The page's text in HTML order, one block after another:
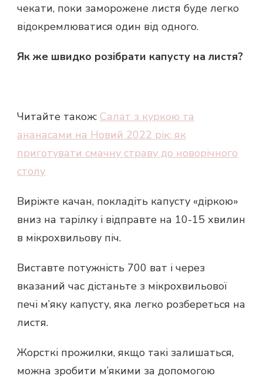
чекати, поки заморожене листя буде легко
відокремлюватися один від одного.
Як же швидко розібрати капусту на листя?
Читайте також: Салат з куркою та
ананасами на Новий 2022 рік: як
приготувати смачну страву до новорічного
столу
Виріжте качан, покладіть капусту «діркою»
вниз на тарілку і відправте на 10-15 хвилин
в мікрохвильову піч.
Виставте потужність 700 ват і через
вказаний час дістаньте з мікрохвильової
печі м’яку капусту, яка легко розбереться на
листя.
Жорсткі прожилки, якщо такі залишаться,
можна зробити м’якими за допомогою